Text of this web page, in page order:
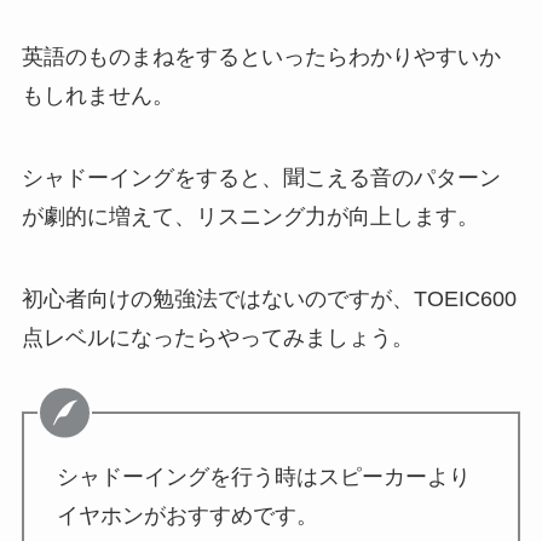
英語のものまねをするといったらわかりやすいか
もしれません。
シャドーイングをすると、聞こえる音のパターン
が劇的に増えて、リスニング力が向上します。
初心者向けの勉強法ではないのですが、TOEIC600
点レベルになったらやってみましょう。
シャドーイングを行う時はスピーカーより
イヤホンがおすすめです。